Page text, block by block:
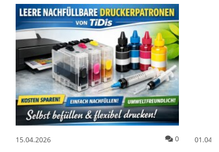
15.04.2026 Kommentare
0